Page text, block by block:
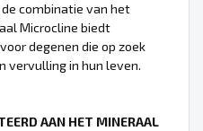
combinatie van het
Microcline biedt
degenen die op zoek
vervulling in hun leven.
AAN HET MINERAAL